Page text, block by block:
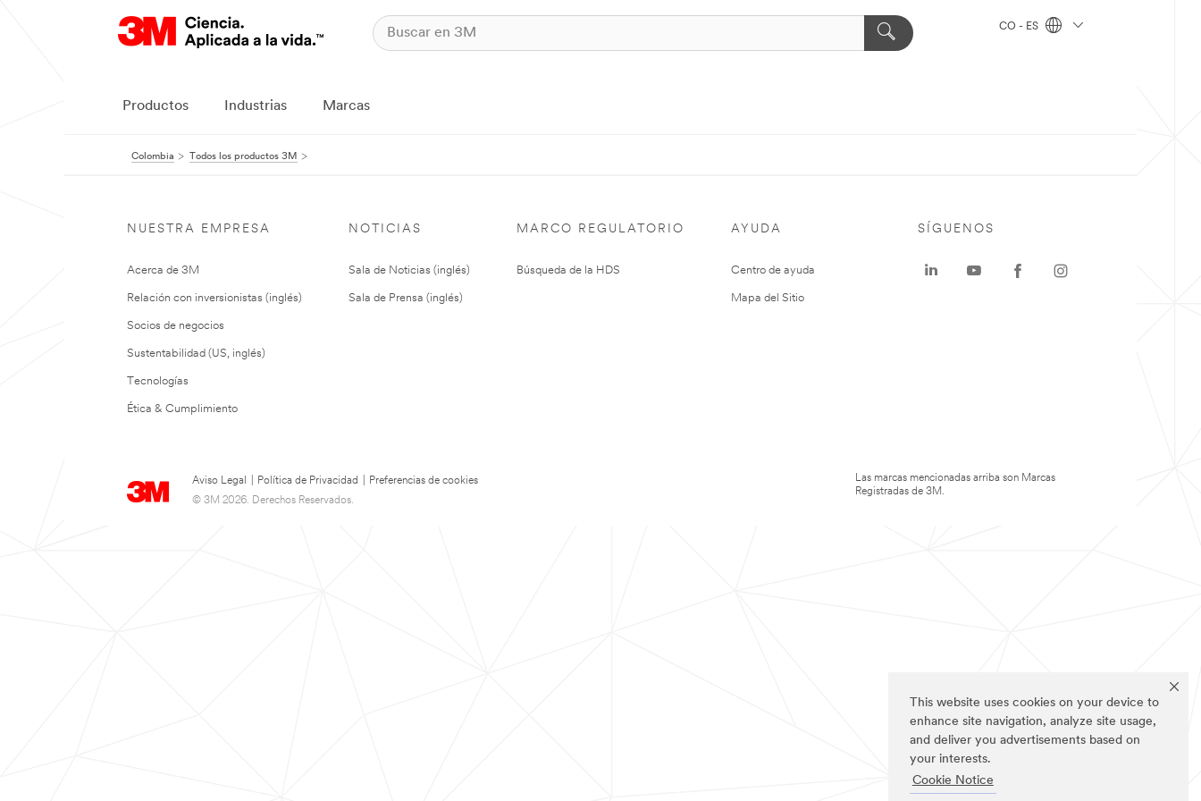
This website uses cookies on your device to
enhance site navigation, analyze site usage,
and deliver you advertisements based on
your interests.
Cookie Notice
CO - ES
Productos Industrias Marcas
Colombia Todos los productos 3M
NUESTRA EMPRESA
Acerca de 3M
Relación con inversionistas (inglés)
Socios de negocios
Sustentabilidad (US, inglés)
Tecnologías
Ética & Cumplimiento
NOTICIAS
Sala de Noticias (inglés)
Sala de Prensa (inglés)
MARCO REGULATORIO
Búsqueda de la HDS
AYUDA
Centro de ayuda
Mapa del Sitio
Aviso Legal Política de Privacidad
Preferencias de cookies
© 3M 2026. Derechos Reservados.
SÍGUENOS
Las marcas mencionadas arriba son Marcas
Registradas de 3M.